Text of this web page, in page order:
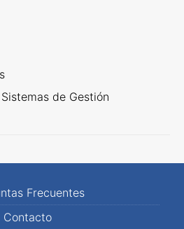
de Gestión
Frecuentes
Contacto